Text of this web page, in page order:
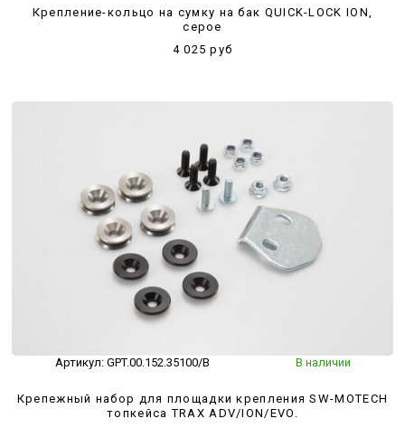
Крепление-кольцо на сумку на бак QUICK-LOCK ION,
серое
4 025 руб
Артикул: GPT.00.152.35100/B В наличии
Крепежный набор для площадки крепления SW-MOTECH
топкейса TRAX ADV/ION/EVO.